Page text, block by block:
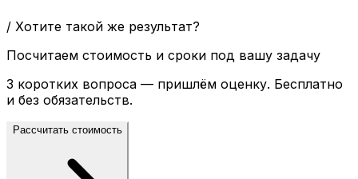
/ Хотите такой же результат?
Посчитаем стоимость и сроки под вашу задачу
3 коротких вопроса — пришлём оценку. Бесплатно
и без обязательств.
Рассчитать стоимость